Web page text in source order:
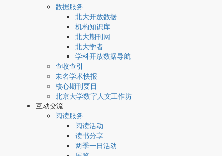
数据服务
北大开放数据
机构知识库
北大期刊网
北大学者
学科开放数据导航
查收查引
未名学术快报
核心期刊要目
北京大学数字人文工作坊
互动交流
阅读服务
阅读活动
读书分享
两季一日活动